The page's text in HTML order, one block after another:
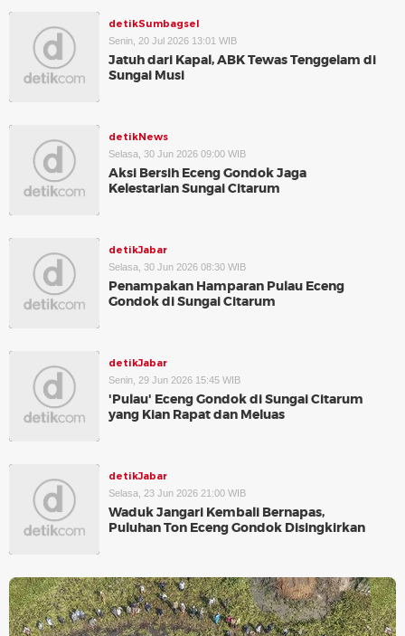
detikSumbagsel
Senin, 20 Jul 2026 13:01 WIB
Jatuh dari Kapal, ABK Tewas Tenggelam di
Sungai Musi
detikNews
Selasa, 30 Jun 2026 09:00 WIB
Aksi Bersih Eceng Gondok Jaga
Kelestarian Sungai Citarum
detikJabar
Selasa, 30 Jun 2026 08:30 WIB
Penampakan Hamparan Pulau Eceng
Gondok di Sungai Citarum
detikJabar
Senin, 29 Jun 2026 15:45 WIB
'Pulau' Eceng Gondok di Sungai Citarum
yang Kian Rapat dan Meluas
detikJabar
Selasa, 23 Jun 2026 21:00 WIB
Waduk Jangari Kembali Bernapas,
Puluhan Ton Eceng Gondok Disingkirkan